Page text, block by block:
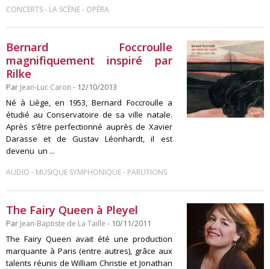
CONCERTS- LA SCÈNE- OPÉRA
Bernard Foccroulle
magnifiquement inspiré par
Rilke
Par Jean-Luc Caron - 12/10/2013
Né à Liège, en 1953, Bernard Foccroulle a
étudié au Conservatoire de sa ville natale.
Après s’être perfectionné auprès de Xavier
Darasse et de Gustav Léonhardt, il est
devenu un ...
AUDIO - MUSIQUE SYMPHONIQUE- PARUTIONS
The Fairy Queen à Pleyel
Par Jean-Baptiste de La Taille - 10/11/2011
The Fairy Queen avait été une production
marquante à Paris (entre autres), grâce aux
talents réunis de William Christie et Jonathan